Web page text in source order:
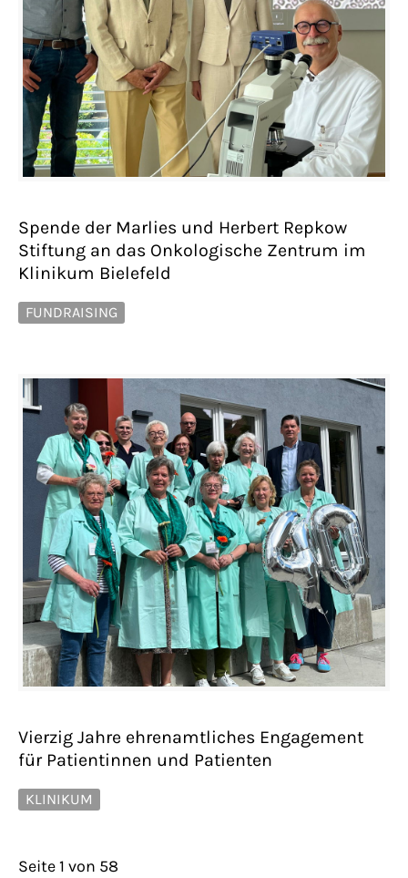
Spende der Marlies und Herbert Repkow
Stiftung an das Onkologische Zentrum im
Klinikum Bielefeld
FUNDRAISING
Vierzig Jahre ehrenamtliches Engagement
für Patientinnen und Patienten
KLINIKUM
Seite 1 von 58